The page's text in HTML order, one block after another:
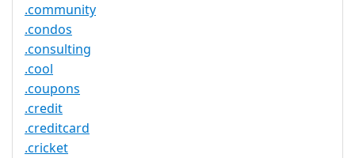
.community
.condos
.consulting
.cool
.coupons
.credit
.creditcard
.cricket